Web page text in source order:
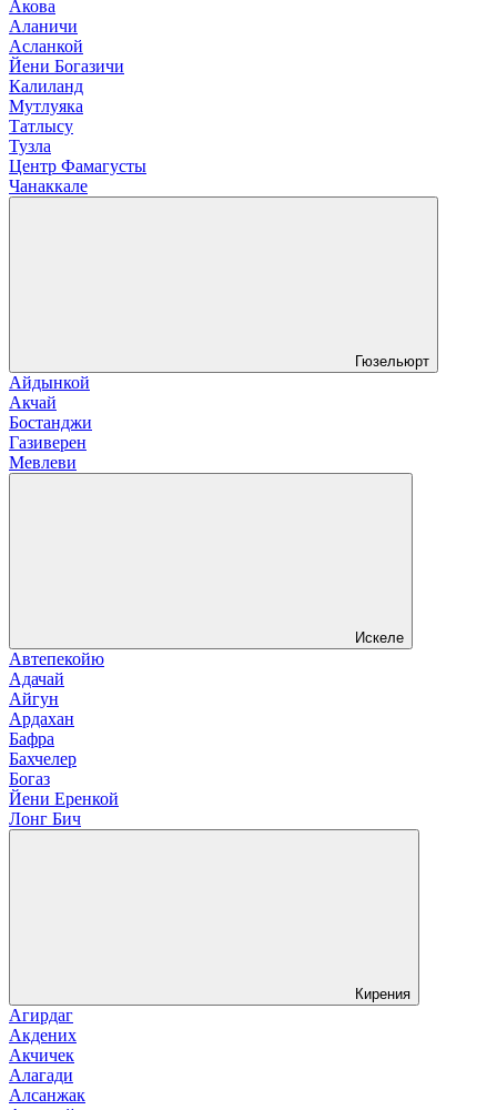
Акова
Аланичи
Асланкой
Йени Богазичи
Калиланд
Мутлуяка
Татлысу
Тузла
Центр Фамагусты
Чанаккале
Гюзельюрт
Айдынкой
Акчай
Бостанджи
Газиверен
Мевлеви
Искеле
Автепекойю
Адачай
Айгун
Ардахан
Бафра
Бахчелер
Богаз
Йени Еренкой
Лонг Бич
Кирения
Агирдаг
Акдених
Акчичек
Алагади
Алсанжак